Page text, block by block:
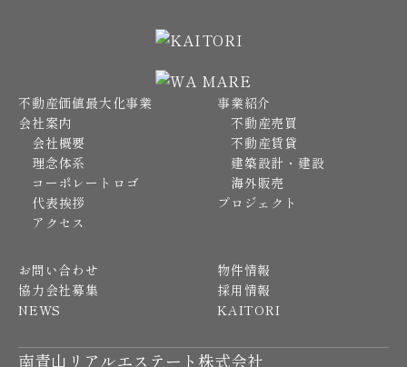
南青山リアルエステート株式会社
不動産価値最大化事業
会社案内
会社概要
理念体系
コーポレートロゴ
代表挨拶
アクセス
事業紹介
不動産売買
不動産賃貸
建築設計・建設
海外販売
プロジェクト
お問い合わせ
協力会社募集
NEWS
物件情報
採用情報
KAITORI